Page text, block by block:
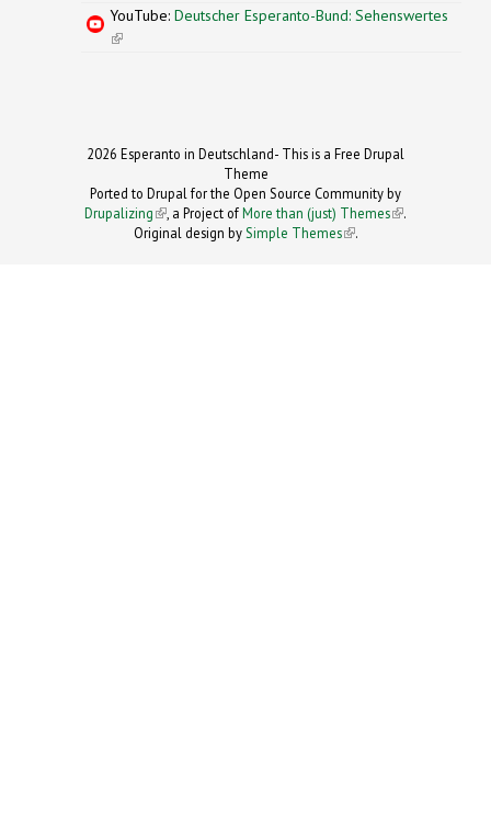
YouTube: Deutscher Esperanto-Bund: Sehenswertes
(link is external)
2026 Esperanto in Deutschland- This is a Free Drupal
Theme
Ported to Drupal for the Open Source Community by
Drupalizing(link is external)
, a Project ofMore than (just) Themes (link is
.
Original design bySimple Themes
(link is
.